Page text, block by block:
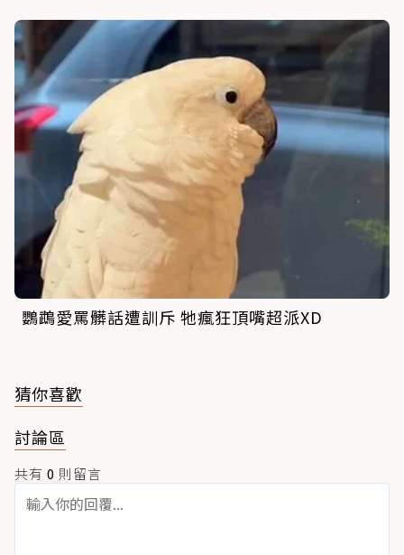
鸚鵡愛罵髒話遭訓斥 牠瘋狂頂嘴超派XD
猜你喜歡
討論區
共有 0 則留言